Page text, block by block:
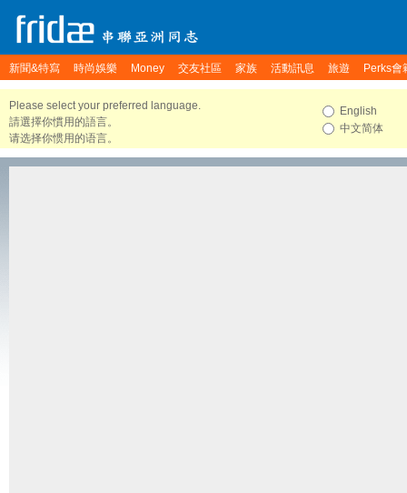
新聞&特寫 時尚娛樂 Money 交友社區 家族 活動訊息 旅遊 Perks會
Please select your preferred language.
請選擇你慣用的語言。
请选择你惯用的语言。
English
中文简体